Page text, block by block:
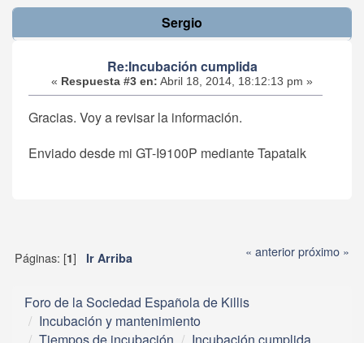
Sergio
Re:Incubación cumplida
« Respuesta #3 en: Abril 18, 2014, 18:12:13 pm »
Gracias. Voy a revisar la información.
Enviado desde mi GT-I9100P mediante Tapatalk
Páginas: [1] Ir Arriba « anteriorpróximo »
Foro de la Sociedad Española de Killis
Incubación y mantenimiento